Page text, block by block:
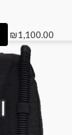
₪1,100.00